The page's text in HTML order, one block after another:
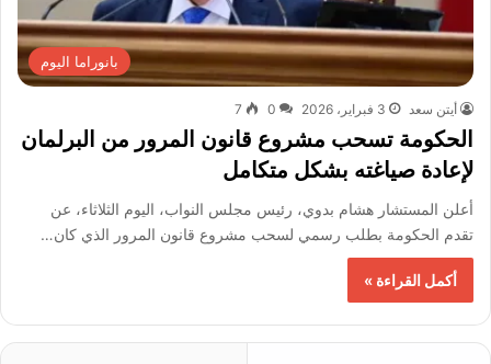
بانوراما اليوم
أيتن سعد 3 فبراير، 2026 0
7
الحكومة تسحب مشروع قانون المرور من البرلمان
لإعادة صياغته بشكل متكامل
أعلن المستشار هشام بدوي، رئيس مجلس النواب، اليوم الثلاثاء، عن
تقدم الحكومة بطلب رسمي لسحب مشروع قانون المرور الذي كان…
أكمل القراءة »